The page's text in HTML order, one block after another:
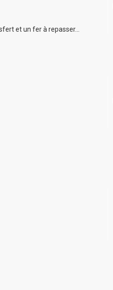
et un fer à repasser...